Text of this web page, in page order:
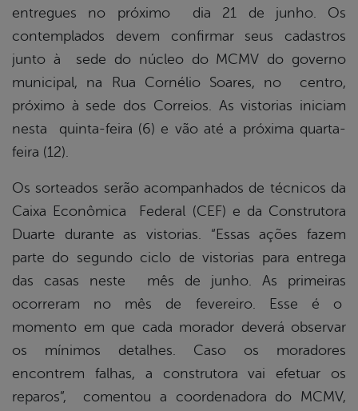
entregues no próximo dia 21 de junho. Os
contemplados devem confirmar seus cadastros
junto à sede do núcleo do MCMV do governo
municipal, na Rua Cornélio Soares, no centro,
próximo à sede dos Correios. As vistorias iniciam
nesta quinta-feira (6) e vão até a próxima quarta-
feira (12).
Os sorteados serão acompanhados de técnicos da
Caixa Econômica Federal (CEF) e da Construtora
Duarte durante as vistorias. “Essas ações fazem
parte do segundo ciclo de vistorias para entrega
das casas neste mês de junho. As primeiras
ocorreram no mês de fevereiro. Esse é o
momento em que cada morador deverá observar
os mínimos detalhes. Caso os moradores
encontrem falhas, a construtora vai efetuar os
reparos”, comentou a coordenadora do MCMV,